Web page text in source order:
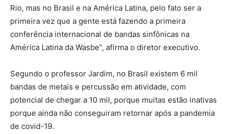
Rio, mas no Brasil e na América Latina, pelo fato ser a
primeira vez que a gente está fazendo a primeira
conferência internacional de bandas sinfônicas na
América Latina da Wasbe”, afirma o diretor executivo.
Segundo o professor Jardim, no Brasil existem 6 mil
bandas de metais e percussão em atividade, com
potencial de chegar a 10 mil, porque muitas estão inativas
porque ainda não conseguiram retornar após a pandemia
de covid-19.